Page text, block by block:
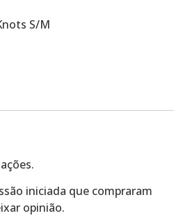
S/M
iniciada que compraram
opinião.